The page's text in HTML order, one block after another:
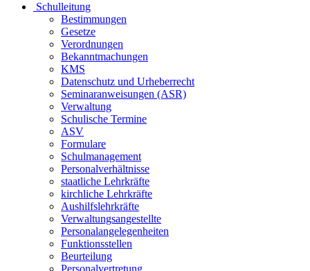
Schulleitung
Bestimmungen
Gesetze
Verordnungen
Bekanntmachungen
KMS
Datenschutz und Urheberrecht
Seminaranweisungen (ASR)
Verwaltung
Schulische Termine
ASV
Formulare
Schulmanagement
Personalverhältnisse
staatliche Lehrkräfte
kirchliche Lehrkräfte
Aushilfslehrkräfte
Verwaltungsangestellte
Personalangelegenheiten
Funktionsstellen
Beurteilung
Personalvertretung